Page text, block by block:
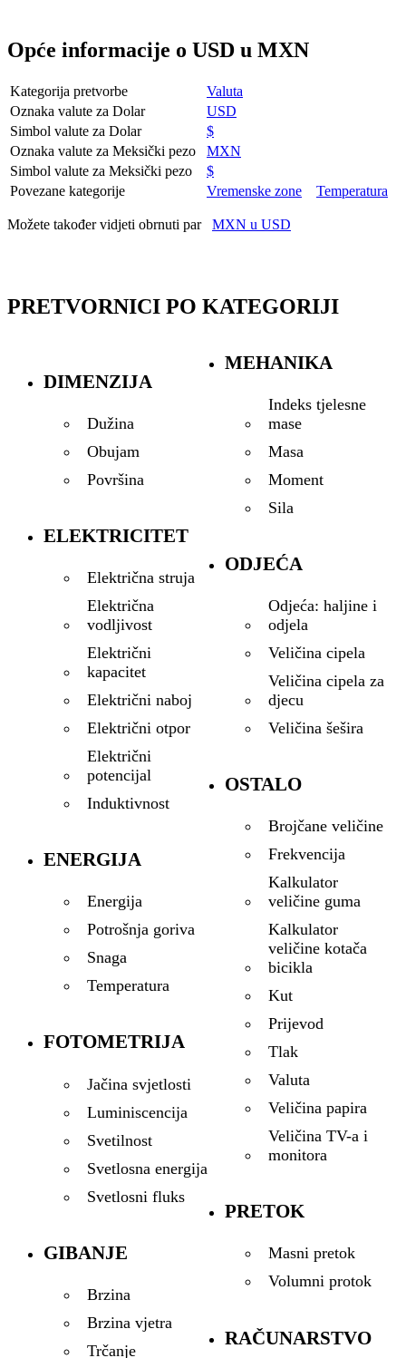
Opće informacije o USD u MXN
Kategorija pretvorbe
Valuta
Oznaka valute za Dolar
USD
Simbol valute za Dolar
$
Oznaka valute za Meksički pezo
MXN
Simbol valute za Meksički pezo
$
Povezane kategorije
Vremenske zone Temperatura
Možete također vidjeti obrnuti par MXN u USD
PRETVORNICI PO KATEGORIJI
DIMENZIJA
Dužina
Obujam
Površina
ELEKTRICITET
Električna struja
Električna
vodljivost
Električni
kapacitet
Električni naboj
Električni otpor
Električni
potencijal
Induktivnost
ENERGIJA
Energija
Potrošnja goriva
Snaga
Temperatura
FOTOMETRIJA
Jačina svjetlosti
Luminiscencija
Svetilnost
Svetlosna energija
Svetlosni fluks
GIBANJE
Brzina
Brzina vjetra
Trčanje
MEHANIKA
Indeks tjelesne
mase
Masa
Moment
Sila
ODJEĆA
Odjeća: haljine i
odjela
Veličina cipela
Veličina cipela za
djecu
Veličina šešira
OSTALO
Brojčane veličine
Frekvencija
Kalkulator
veličine guma
Kalkulator
veličine kotača
bicikla
Kut
Prijevod
Tlak
Valuta
Veličina papira
Veličina TV-a i
monitora
PRETOK
Masni pretok
Volumni protok
RAČUNARSTVO